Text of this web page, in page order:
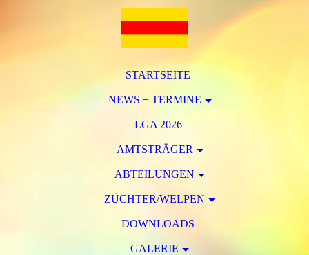
STARTSEITE
NEWS + TERMINE
LGA 2026
AMTSTRÄGER
ABTEILUNGEN
ZÜCHTER/WELPEN
DOWNLOADS
GALERIE